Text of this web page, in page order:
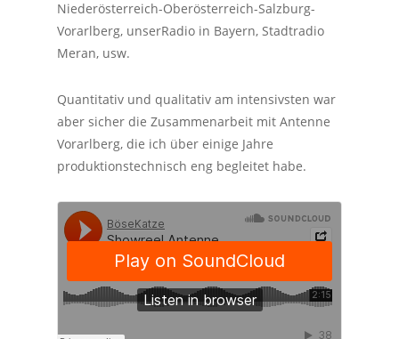
Niederösterreich-Oberösterreich-Salzburg-
Vorarlberg, unserRadio in Bayern, Stadtradio
Meran, usw.
Quantitativ und qualitativ am intensivsten war
aber sicher die Zusammenarbeit mit Antenne
Vorarlberg, die ich über einige Jahre
produktionstechnisch eng begleitet habe.